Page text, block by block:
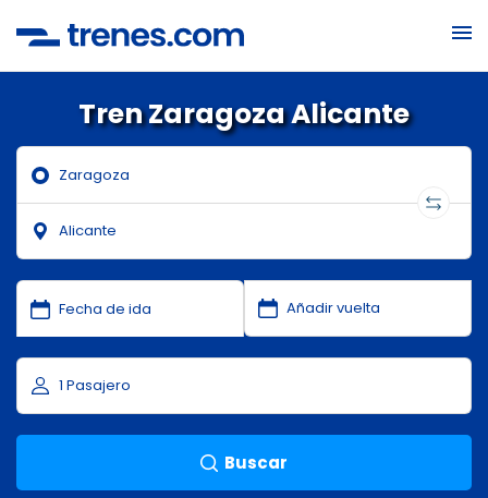
Tren Zaragoza Alicante
Buscar